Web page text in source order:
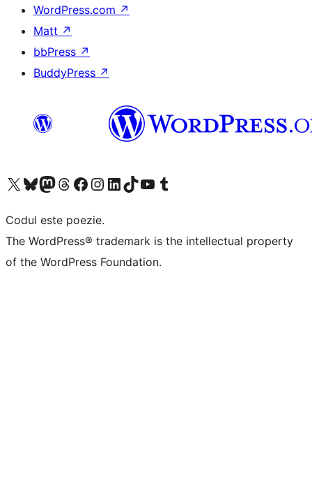
WordPress.com ↗
Matt ↗
bbPress ↗
BuddyPress ↗
Mergi la contul nostru X (fost Twitter)
Vizitează contul nostru Bluesky
Vizitează contul nostru Mastodon
Vizitează contul nostru Threads
Vizitează pagina noastră Facebook
Vizitează-ne pe Instagram
Vizitează-ne pe LinkedIn
Vizitează contul nostru TikTok
Vizitează canalul nostru YouTube
Vizitează contul nostru Tumblr
Codul este poezie.
The WordPress® trademark is the intellectual property
of the WordPress Foundation.